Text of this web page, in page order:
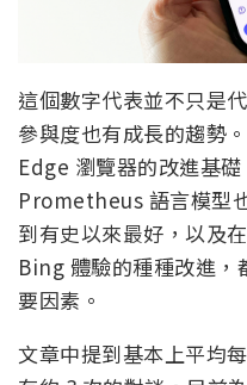
這個數字代表並不只是
參與度也有成長的趨勢
Edge 瀏覽器的改進基
Prometheus 語言模型
到有史以來最好，以及
Bing 體驗的種種改進，
要因素。
文章中提到基本上平均